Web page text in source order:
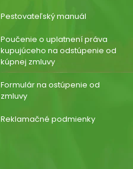
Pestovateľský manuál
Poučenie o uplatnení práva
kupujúceho na odstúpenie od
kúpnej zmluvy
Formulár na ostúpenie od
zmluvy
Reklamačné podmienky